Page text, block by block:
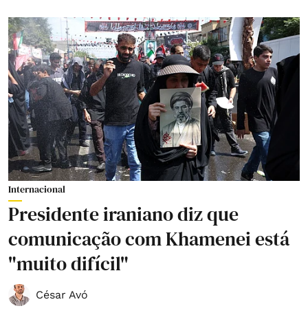
Internacional
Presidente iraniano diz que
comunicação com Khamenei está
"muito difícil"
César Avó